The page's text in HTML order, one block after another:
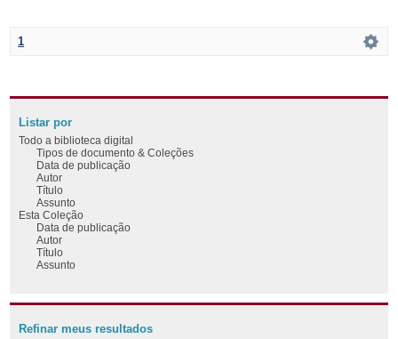
1
Listar por
Todo a biblioteca digital
Tipos de documento & Coleções
Data de publicação
Autor
Título
Assunto
Esta Coleção
Data de publicação
Autor
Título
Assunto
Refinar meus resultados